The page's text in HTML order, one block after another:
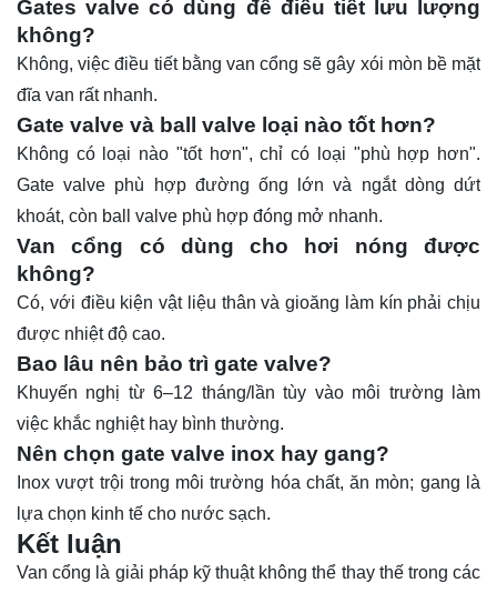
Gates valve có dùng để điều tiết lưu lượng
không?
Không, việc điều tiết bằng van cổng sẽ gây xói mòn bề mặt
đĩa van rất nhanh.
Gate valve và ball valve loại nào tốt hơn?
Không có loại nào "tốt hơn", chỉ có loại "phù hợp hơn".
Gate valve phù hợp đường ống lớn và ngắt dòng dứt
khoát, còn ball valve phù hợp đóng mở nhanh.
Van cổng có dùng cho hơi nóng được
không?
Có, với điều kiện vật liệu thân và gioăng làm kín phải chịu
được nhiệt độ cao.
Bao lâu nên bảo trì gate valve?
Khuyến nghị từ 6–12 tháng/lần tùy vào môi trường làm
việc khắc nghiệt hay bình thường.
Nên chọn gate valve inox hay gang?
Inox vượt trội trong môi trường hóa chất, ăn mòn; gang là
lựa chọn kinh tế cho nước sạch.
Kết luận
Van cổng là giải pháp kỹ thuật không thể thay thế trong các